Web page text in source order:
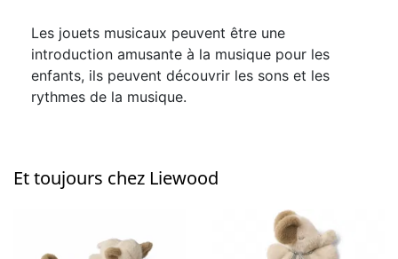
Les jouets musicaux peuvent être une
introduction amusante à la musique pour les
enfants, ils peuvent découvrir les sons et les
rythmes de la musique.
Et toujours chez Liewood